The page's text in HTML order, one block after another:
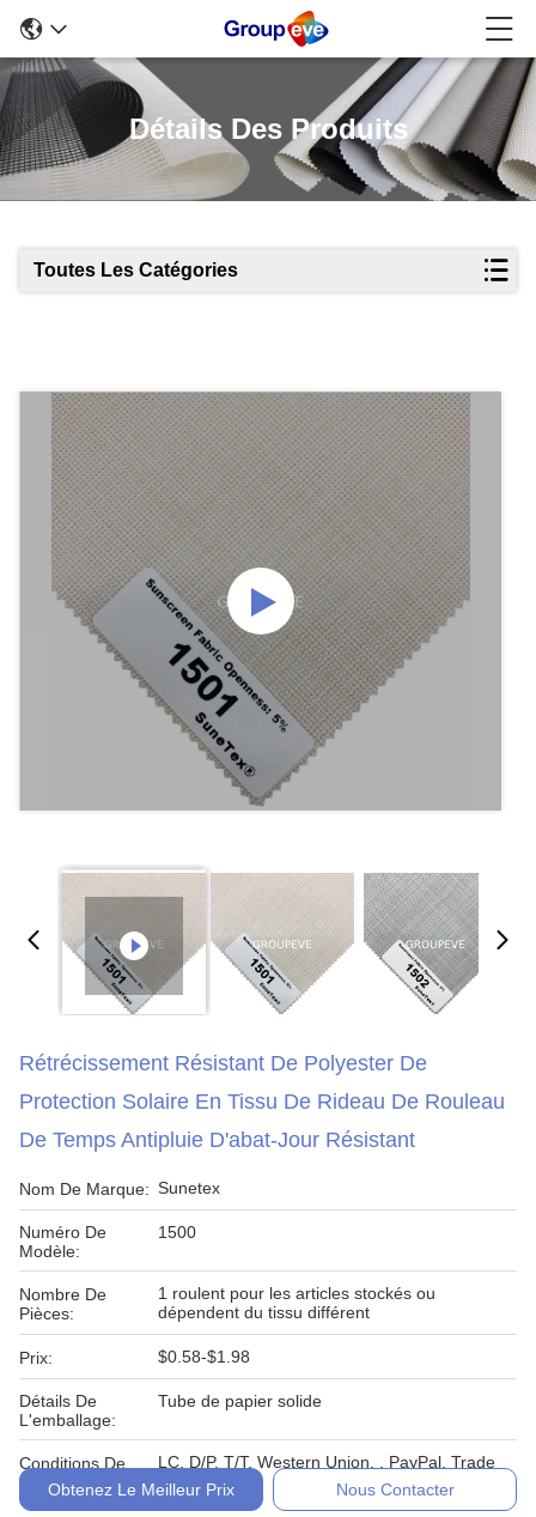
Détails Des Produits
Toutes Les Catégories
Rétrécissement Résistant De Polyester De
Protection Solaire En Tissu De Rideau De Rouleau
De Temps Antipluie D'abat-Jour Résistant
Nom De Marque: Sunetex
Numéro De
Modèle:
1500
Nombre De
Pièces:
1 roulent pour les articles stockés ou
dépendent du tissu différent
Prix: $0.58-$1.98
Détails De
L'emballage:
Tube de papier solide
Conditions De
Paiement:
LC, D/P, T/T, Western Union, , PayPal, Trade
Assurance
Obtenez Le Meilleur Prix Nous Contacter